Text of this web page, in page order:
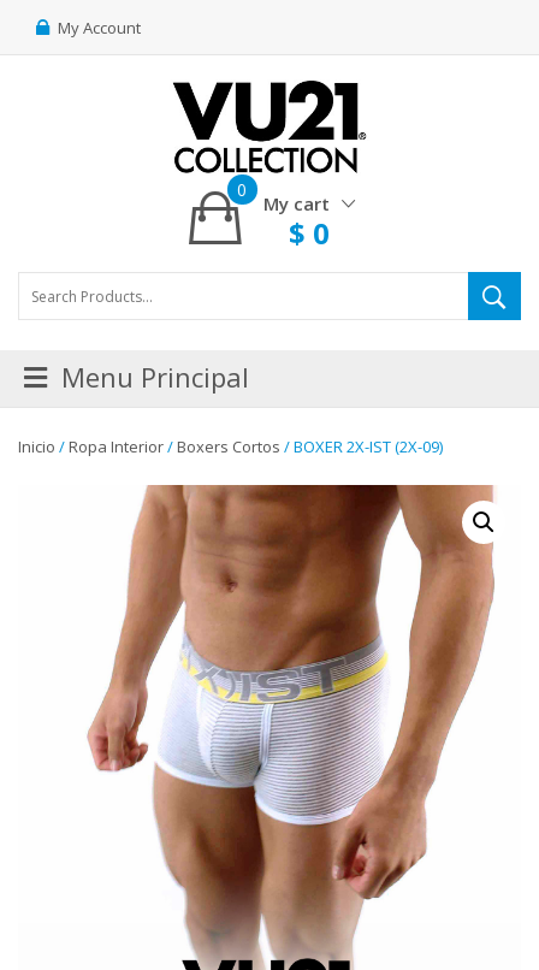
My Account
My cart
0
$ 0
Menu Principal
Inicio /Ropa Interior/Boxers Cortos / BOXER 2X-IST (2X-09)